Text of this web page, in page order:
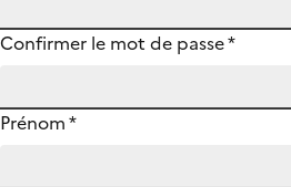
Confirmer le mot de passe*
Prénom*